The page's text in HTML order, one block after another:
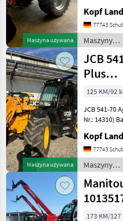
Kramer
78
Manitou
61
Merlo
52
Magni
27
Pokaż
wszystkie
27
MARKETPLACE
Marketplace
Oferty
dealerów
drobne
Maszyna używana
Baujahr
2026 30 km/
Kohler
Kopf
77743
Maszyny
Maszyna używana
JCB
Plus
125 KM/92
JCB 541-70
Nr.: 14310)
Servo
ROPS/FOPS
Komfortsitz, Q-Fit
Arbeitssc
Kopf
77743
Maszyny
JCB
173 KM/127